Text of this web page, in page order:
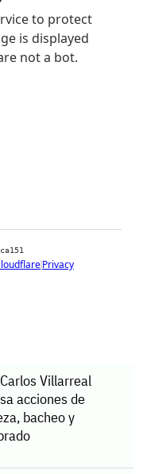
Villarreal
acciones de
bacheo y